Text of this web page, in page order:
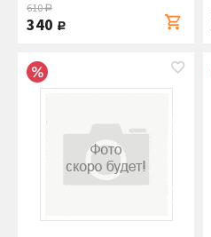
610руб.
340 руб.